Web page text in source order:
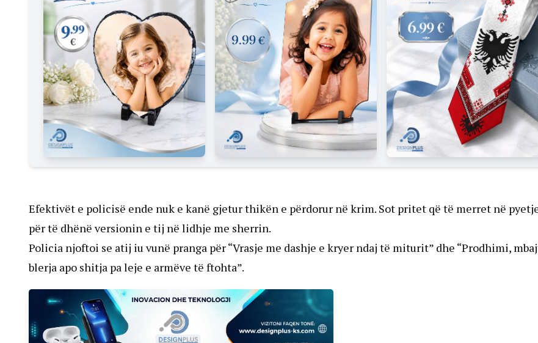
Efektivët e policisë ende nuk e kanë gjetur thikën e përdorur në krim. Sot pritet që të merret në
për të dhënë versionin e tij në lidhje me sherrin.
Policia njoftoi se atij iu vunë pranga për “Vrasje me dashje e kryer ndaj të miturit” dhe “Prodhimi,
blerja apo shitja pa leje e armëve të ftohta”.